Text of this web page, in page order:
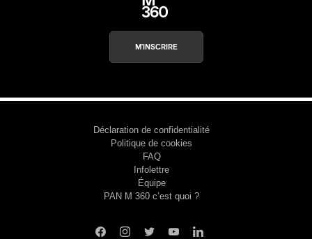
M'INSCRIRE
Déclaration de confidentialité
Politique de cookies
FAQ
Infolettre
Équipe
PAN M 360 c’est quoi ?